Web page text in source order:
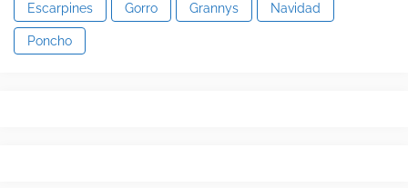
Escarpines Gorro Grannys Navidad
Poncho